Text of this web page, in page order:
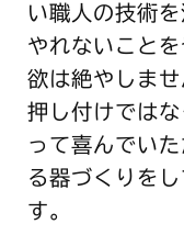
い職人の技術
やれないこと
欲は絶やしま
押し付けでは
って喜んでい
る器づくりを
す。